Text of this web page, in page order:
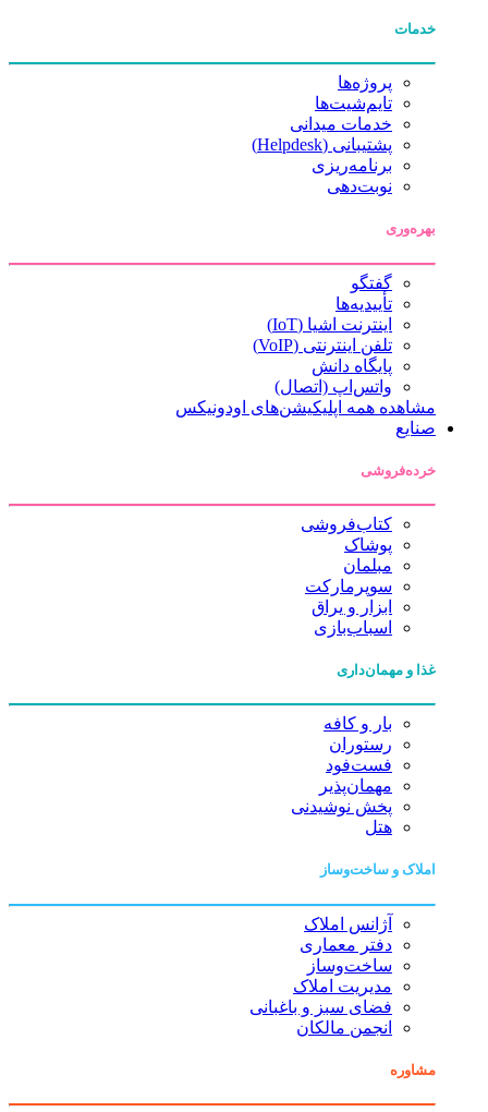
خدمات
پروژه‌ها
تایم‌شیت‌ها
خدمات میدانی
پشتیبانی (Helpdesk)
برنامه‌ریزی
نوبت‌دهی
بهره‌وری
گفتگو
تأییدیه‌ها
اینترنت اشیا (IoT)
تلفن اینترنتی (VoIP)
پایگاه دانش
واتس‌اپ (اتصال)
مشاهده همه اپلیکیشن‌های اودونیکس
صنایع
خرده‌فروشی
کتاب‌فروشی
پوشاک
مبلمان
سوپرمارکت
ابزار و یراق
اسباب‌بازی
غذا و مهمان‌داری
بار و کافه
رستوران
فست‌فود
مهمان‌پذیر
پخش نوشیدنی
هتل
املاک و ساخت‌وساز
آژانس املاک
دفتر معماری
ساخت‌وساز
مدیریت املاک
فضای سبز و باغبانی
انجمن مالکان
مشاوره